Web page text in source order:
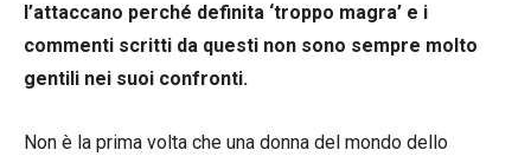
l’attaccano perché definita ‘troppo magra’ e i
commenti scritti da questi non sono sempre molto
gentili nei suoi confronti.
Non è la prima volta che una donna del mondo dello